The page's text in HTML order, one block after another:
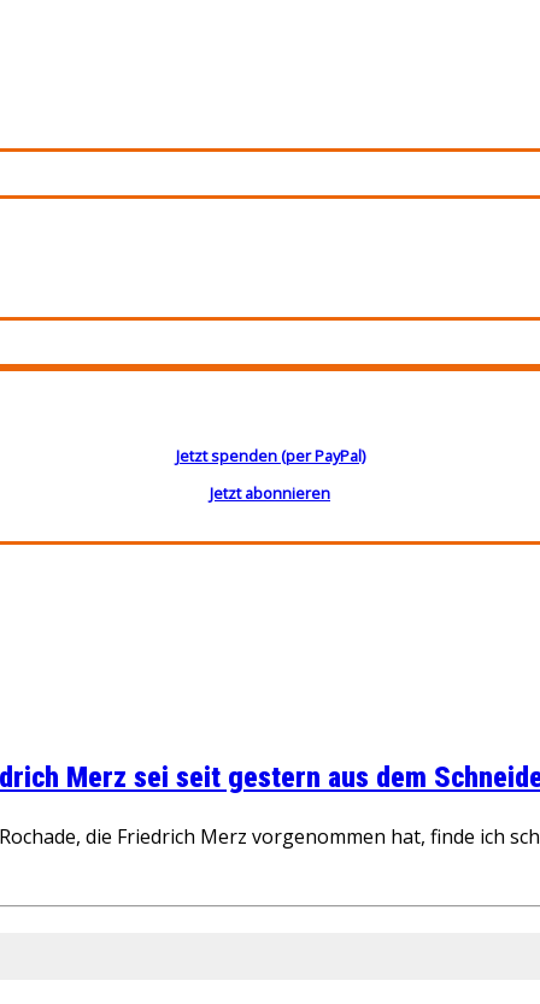
Jetzt spenden (per PayPal)
Jetzt abonnieren
Merz sei seit gestern aus dem
die Friedrich Merz vorgenommen hat, finde ich